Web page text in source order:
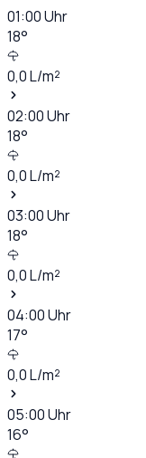
01:00Uhr
18°
0,0L/m²
02:00Uhr
18°
0,0L/m²
03:00Uhr
18°
0,0L/m²
04:00Uhr
17°
0,0L/m²
05:00Uhr
16°